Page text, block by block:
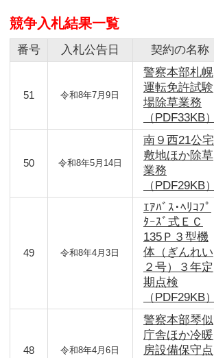
競争入札結果一覧
番号 入札公告日 契約の名称
51 令和8年7月9日
警察本部札幌
運転免許試験
場除草業務
（PDF33KB）
50 令和8年5月14日
南９西21公宅
敷地ほか除草
業務
（PDF29KB）
49 令和8年4月3日
ｴｱﾊﾞｽ･ﾍﾘｺﾌﾟ
ﾀｰｽﾞ式ＥＣ
135Ｐ３型機
体（ぎんれい
２号）３年定
期点検
（PDF29KB）
48 令和8年4月6日
警察本部琴似
庁舎ほか冷暖
房設備保守点